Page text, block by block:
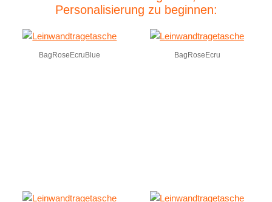
Personalisierung zu beginnen:
BagRoseEcruBlue BagRoseEcru